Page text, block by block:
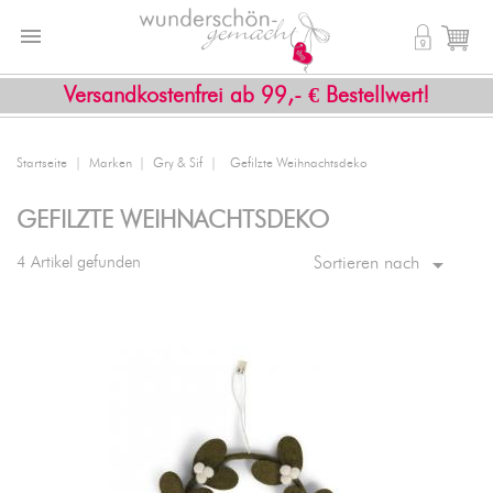
Versandkostenfrei ab 99,- € Bestellwert!
 shopping_cart

Startseite Marken Gry & Sif Gefilzte Weihnachtsdeko
GEFILZTE WEIHNACHTSDEKO
4 Artikel gefunden Sortieren nach 